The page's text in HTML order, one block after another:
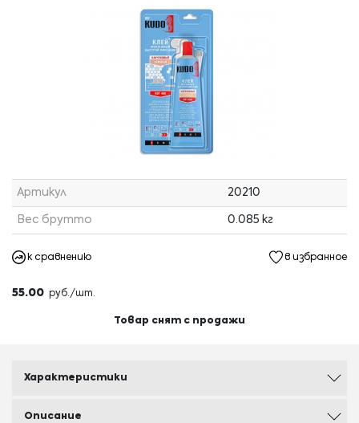
Артикул 20210
Вес брутто 0.085 кг
к сравнению в избранное
55.00 руб./шт.
Товар снят с продажи
Характеристики
Описание